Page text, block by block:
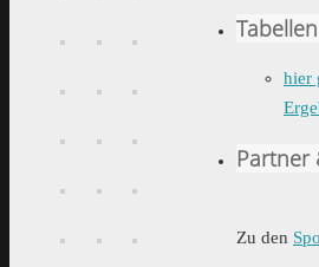
hier
Partner
Zu den